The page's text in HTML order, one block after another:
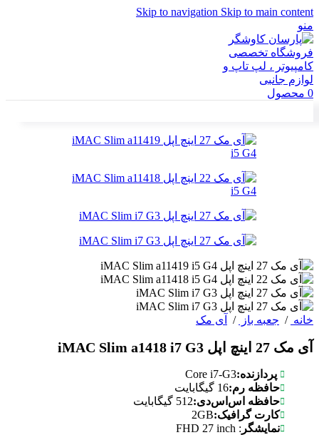
Skip to navigation Skip to main content
منو
0 محصول
خانه / جعبه باز / آی مک
آی مک 27 اینچ اپل iMAC Slim a1418 i7 G3
پردازنده:Core i7-G3
حافظه رم:16 گیگابایت
حافظه اس‌اس‌دی:512 گیگابایت
کارت گرافیک:2GB
نمایشگر : FHD 27 inch